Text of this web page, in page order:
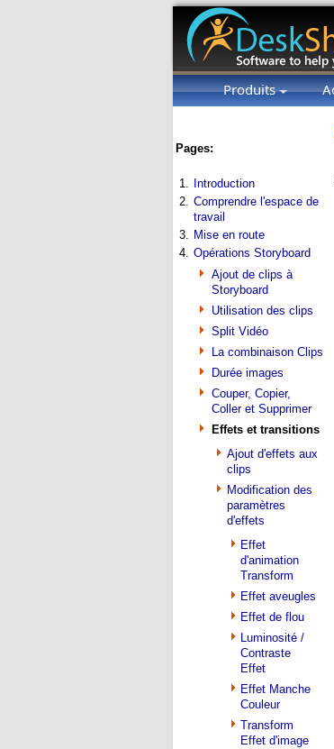
Produits
Pages:
1.
Introduction
2. Comprendre l'espace de
travail
3. Mise en route
4. Opérations Storyboard
Ajout de clips à
Storyboard
Utilisation des clips
Split Vidéo
La combinaison Clips
Durée images
Couper, Copier,
Coller et Supprimer
Effets et transitions
Ajout d'effets aux
clips
Modification des
paramètres
d'effets
Effet
d'animation
Transform
Effet aveugles
Effet de flou
Luminosité /
Contraste
Effet
Effet Manche
Couleur
Transform
Effet d'image